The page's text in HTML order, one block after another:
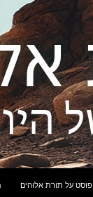
פוסט על תורת אלוהים